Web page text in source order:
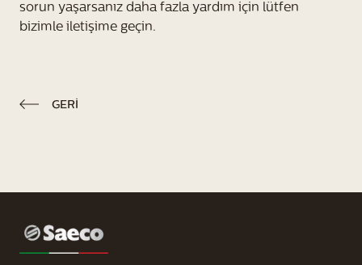
sorun yaşarsanız daha fazla yardım için lütfen
bizimle iletişime geçin.
GERI